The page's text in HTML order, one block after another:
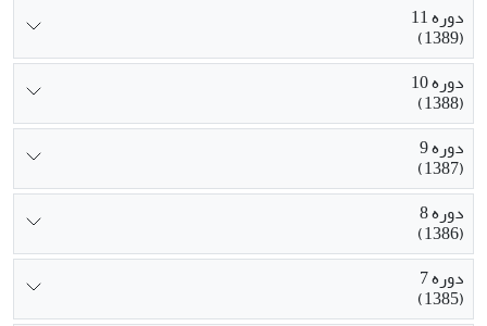
دوره 11
(1389)
دوره 10
(1388)
دوره 9
(1387)
دوره 8
(1386)
دوره 7
(1385)